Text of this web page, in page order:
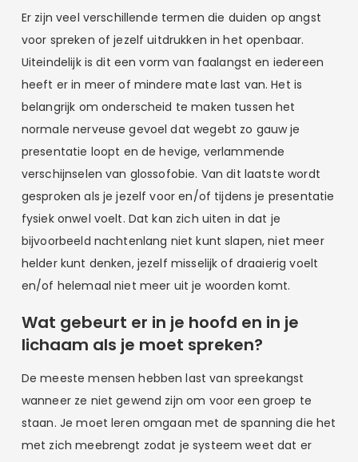
Er zijn veel verschillende termen die duiden op angst
voor spreken of jezelf uitdrukken in het openbaar.
Uiteindelijk is dit een vorm van faalangst en iedereen
heeft er in meer of mindere mate last van. Het is
belangrijk om onderscheid te maken tussen het
normale nerveuse gevoel dat wegebt zo gauw je
presentatie loopt en de hevige, verlammende
verschijnselen van glossofobie. Van dit laatste wordt
gesproken als je jezelf voor en/of tijdens je presentatie
fysiek onwel voelt. Dat kan zich uiten in dat je
bijvoorbeeld nachtenlang niet kunt slapen, niet meer
helder kunt denken, jezelf misselijk of draaierig voelt
en/of helemaal niet meer uit je woorden komt.
Wat gebeurt er in je hoofd en in je
lichaam als je moet spreken?
De meeste mensen hebben last van spreekangst
wanneer ze niet gewend zijn om voor een groep te
staan. Je moet leren omgaan met de spanning die het
met zich meebrengt zodat je systeem weet dat er